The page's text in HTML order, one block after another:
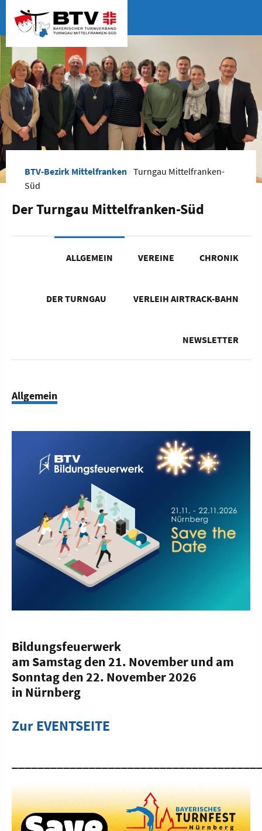
BTV-Bezirk Mittelfranken Turngau Mittelfranken-
Süd
Der Turngau Mittelfranken-Süd
ALLGEMEIN VEREINE CHRONIK
DER TURNGAU VERLEIH AIRTRACK-BAHN
NEWSLETTER
Allgemein
Bildungsfeuerwerk
am Samstag den 21. November und am
Sonntag den 22. November 2026
in Nürnberg
Zur EVENTSEITE